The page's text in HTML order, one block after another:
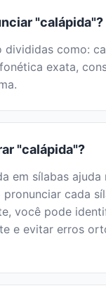
"calápida"?
como:
exata,
"calápida"?
em sílabas
pronunciar cada
você pode
e evitar erros